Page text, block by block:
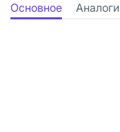
Основное Аналоги